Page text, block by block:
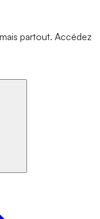
partout. Accédez